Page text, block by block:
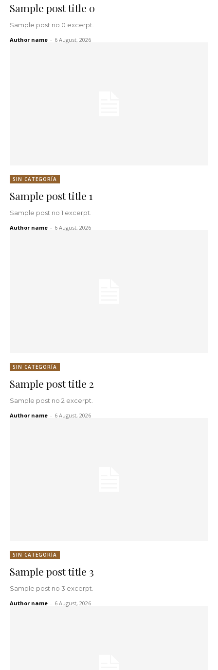
Sample post title 0
Sample post no 0 excerpt.
Author name - 6 August, 2026
SIN CATEGORÍA
Sample post title 1
Sample post no 1 excerpt.
Author name - 6 August, 2026
SIN CATEGORÍA
Sample post title 2
Sample post no 2 excerpt.
Author name - 6 August, 2026
SIN CATEGORÍA
Sample post title 3
Sample post no 3 excerpt.
Author name - 6 August, 2026